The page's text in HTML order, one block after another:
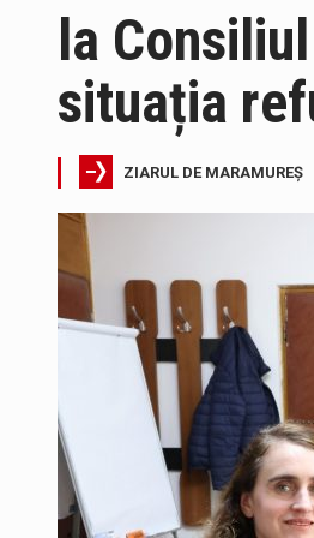
Pe
la
situația
ZIARUL DE MARAMUREȘ